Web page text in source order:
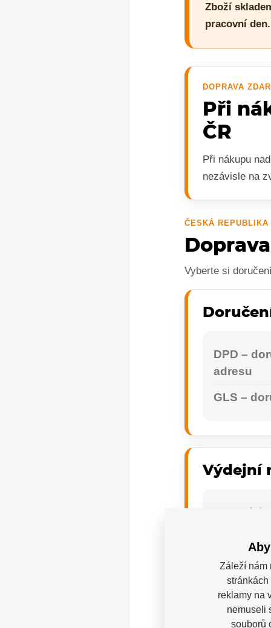
Zboží
pracovní den.
DOPRAVA
Při
ČR
Při nákupu nad
nezávisle na
ČESKÁ REPUBLIKA
Vyberte si
DPD –
adresu
GLS –
Výdejní
DPD
GLS –
místo
Záleží nám
reklamy na
nemuseli
souborů